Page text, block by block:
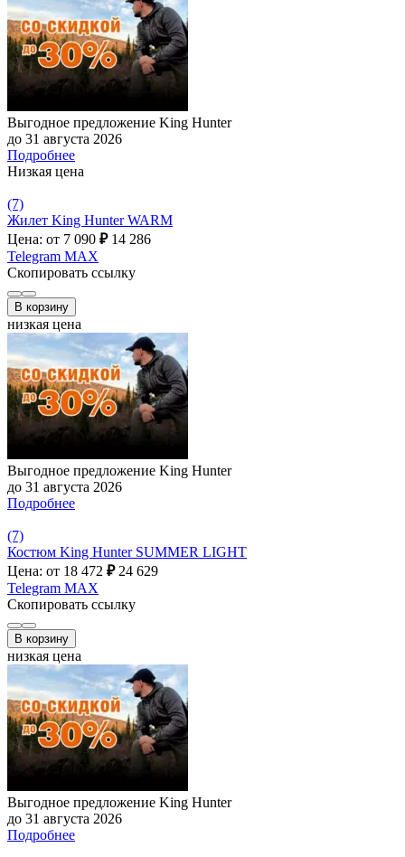
Выгодное предложение King Hunter
до 31 августа 2026
Подробнее
Низкая цена
(7)
Жилет King Hunter WARM
Цена: от 7 090 ₽ 14 286
Telegram MAX
Скопировать ссылку
В корзину
низкая цена
Выгодное предложение King Hunter
до 31 августа 2026
Подробнее
(7)
Костюм King Hunter SUMMER LIGHT
Цена: от 18 472 ₽ 24 629
Telegram MAX
Скопировать ссылку
В корзину
низкая цена
Выгодное предложение King Hunter
до 31 августа 2026
Подробнее